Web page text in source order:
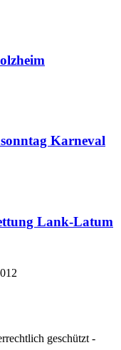
Karneval
Lank-Latum
geschützt -